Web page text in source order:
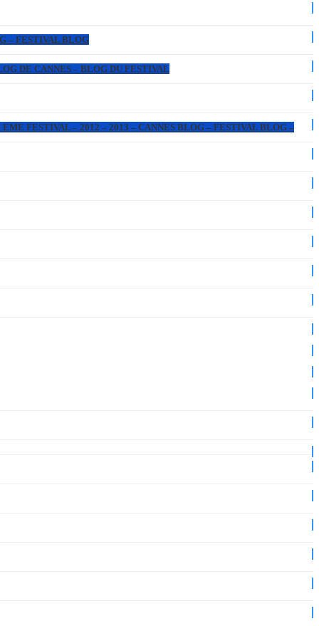
– FESTIVAL BLOG
DE CANNES – BLOG DU FESTIVAL
FESTIVAL – 2012 – 2013 – CANNES BLOG – FESTIVAL BLOG –